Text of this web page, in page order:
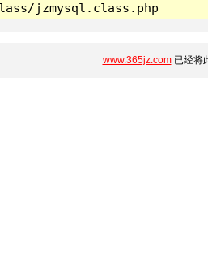
jzmysql.class.php
www.365jz.com已经将